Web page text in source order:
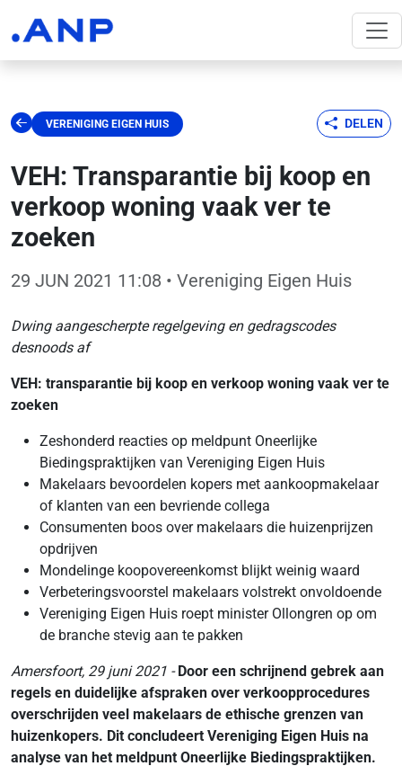
VERENIGING EIGEN HUIS DELEN
VEH: Transparantie bij koop en
verkoop woning vaak ver te
zoeken
29 JUN 2021 11:08 • Vereniging Eigen Huis
Dwing aangescherpte regelgeving en gedragscodes
desnoods af
VEH: transparantie bij koop en verkoop woning vaak ver te
zoeken
Zeshonderd reacties op meldpunt Oneerlijke
Biedingspraktijken van Vereniging Eigen Huis
Makelaars bevoordelen kopers met aankoopmakelaar
of klanten van een bevriende collega
Consumenten boos over makelaars die huizenprijzen
opdrijven
Mondelinge koopovereenkomst blijkt weinig waard
Verbeteringsvoorstel makelaars volstrekt onvoldoende
Vereniging Eigen Huis roept minister Ollongren op om
de branche stevig aan te pakken
Amersfoort, 29 juni 2021 -Door een schrijnend gebrek aan
regels en duidelijke afspraken over verkoopprocedures
overschrijden veel makelaars de ethische grenzen van
huizenkopers. Dit concludeert Vereniging Eigen Huis na
analyse van het meldpunt Oneerlijke Biedingspraktijken.